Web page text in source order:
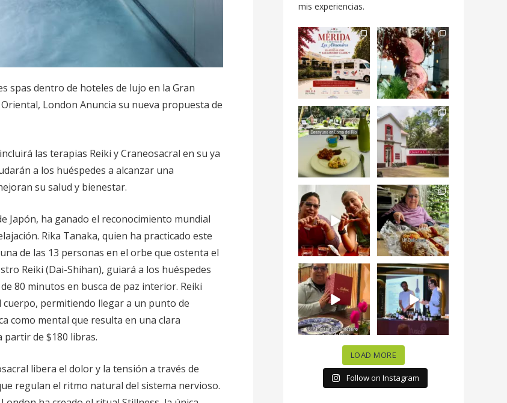
spas dentro de hoteles de lujo en la Gran
London Anuncia su nueva propuesta de
las terapias Reiki y Craneosacral en su ya
a los huéspedes a alcanzar una
su salud y bienestar.
Japón, ha ganado el reconocimiento mundial
Rika Tanaka, quien ha practicado este
de las 13 personas en el orbe que ostenta el
Reiki (Dai-Shihan), guiará a los huéspedes
80 minutos en busca de paz interior. Reiki
permitiendo llegar a un punto de
como mental que resulta en una clara
partir de $180 libras.
libera el dolor y la tensión a través de
regulan el ritmo natural del sistema nervioso.
mis experiencias.
Siempre me mueven
las causas y comer
con causa es...
12 0
Fuimos a celebrar a
mis dos #mamás
más cercanas mi...
17 0
Levantarse, escuchar
el río correr y sentir
el...
19 0
Esta
#NochedeMuseos
en la
#QuintaColorada
el...
12 0
¡Qué desayuno tan
increíble en
@LasQuinceLetras!...
28 3
Me tocó rosca de
Tagers un
restaurante de
Avenida...
50 10
“En #Mallorca
Ciudad de México
celebramos la...
63 7
#SoaunFusionMexic
o una noche única
donde España y...
10 0
LOAD MORE
Follow on Instagram